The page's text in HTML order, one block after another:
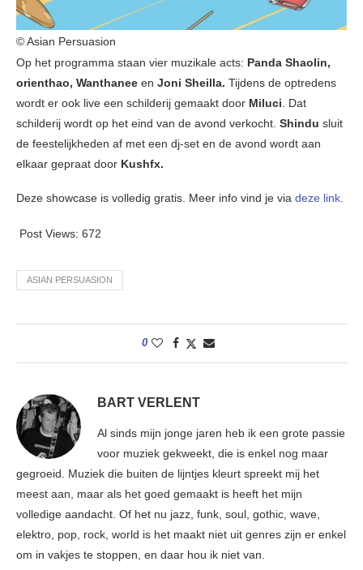
© Asian Persuasion
Op het programma staan vier muzikale acts: Panda Shaolin,
orienthao, Wanthanee en Joni Sheilla. Tijdens de optredens
wordt er ook live een schilderij gemaakt door Miluci. Dat
schilderij wordt op het eind van de avond verkocht. Shindu sluit
de feestelijkheden af met een dj-set en de avond wordt aan
elkaar gepraat door Kushfx.
Deze showcase is volledig gratis. Meer info vind je via deze link.
Post Views: 672
ASIAN PERSUASION
0
BART VERLENT
Al sinds mijn jonge jaren heb ik een grote passie
voor muziek gekweekt, die is enkel nog maar
gegroeid. Muziek die buiten de lijntjes kleurt spreekt mij het
meest aan, maar als het goed gemaakt is heeft het mijn
volledige aandacht. Of het nu jazz, funk, soul, gothic, wave,
elektro, pop, rock, world is het maakt niet uit genres zijn er enkel
om in vakjes te stoppen, en daar hou ik niet van.